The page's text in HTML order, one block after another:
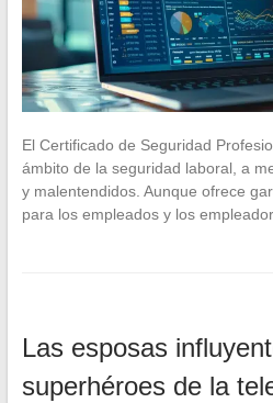
El Certificado de Seguridad
ámbito de la seguridad laboral, a
y malentendidos. Aunque ofrece
para los empleados y los
Las esposas
superhéroes de la